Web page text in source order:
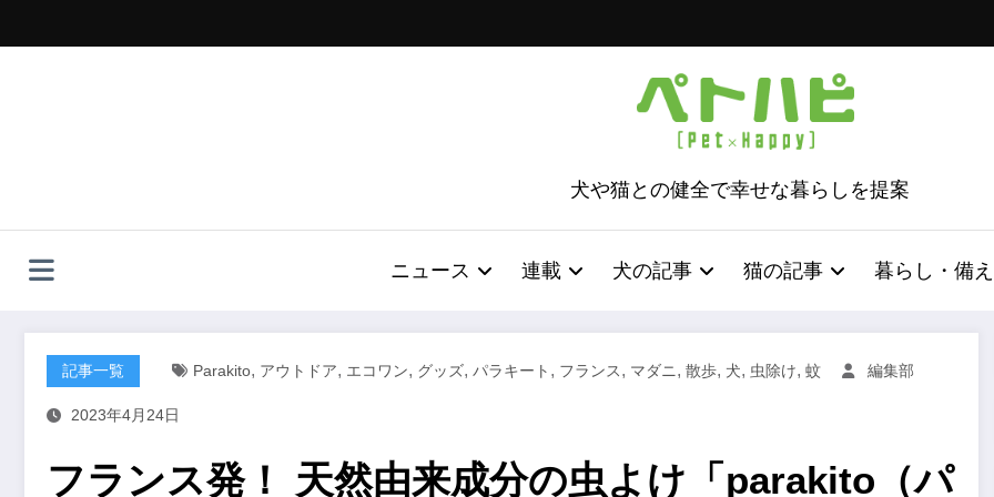
ッ
犬や猫との健全で幸せな暮らしを提案
ニュース 連載 犬の記事 猫の記事 暮らし・備え
記事一覧 Parakito, アウトドア, エコワン, グッズ, パラキート , フランス, マダニ, 散歩, 犬, 虫除け, 蚊 編集部
2023年4月24日
フランス発！ 天然由来成分の虫よけ「parakito（パ